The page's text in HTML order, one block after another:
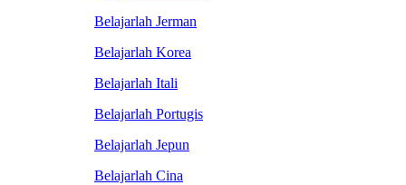
Belajarlah Jerman
Belajarlah Korea
Belajarlah Itali
Belajarlah Portugis
Belajarlah Jepun
Belajarlah Cina